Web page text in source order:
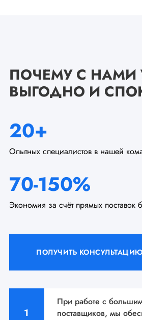
ПОЧЕМУ С НАМИ
ВЫГОДНО И
20+
Опытных специалистов в нашей
70-150%
Экономия за счёт прямых поставок
ПОЛУЧИТЬ
При работе с
поставщиков, мы